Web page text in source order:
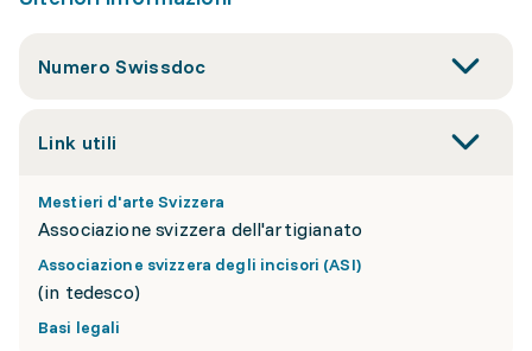
Numero Swissdoc
Link utili
Mestieri d'arte Svizzera
Associazione svizzera dell'artigianato
Associazione svizzera degli incisori (ASI)
(in tedesco)
Basi legali